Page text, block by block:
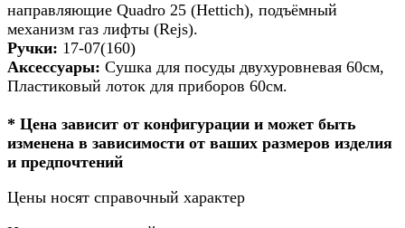
направляющие Quadro 25 (Hettich), подъёмный
механизм газ лифты (Rejs).
Ручки: 17-07(160)
Аксессуары: Сушка для посуды двухуровневая 60см,
Пластиковый лоток для приборов 60см.
* Цена зависит от конфигурации и может быть
изменена в зависимости от ваших размеров изделия
и предпочтений
Цены носят справочный характер